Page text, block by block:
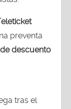
preventa
de descuento
tras el